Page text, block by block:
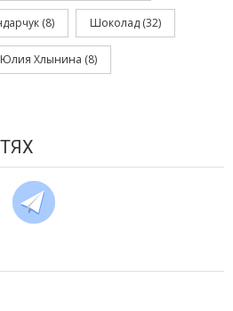
(8) Шоколад (32)
Юлия Хлынина (8)